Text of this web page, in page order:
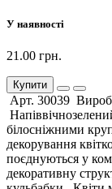
У наявності
21.00 грн.
Купити
Арт. 30039
білосніжними
декорування
поєднуються у
декоративну